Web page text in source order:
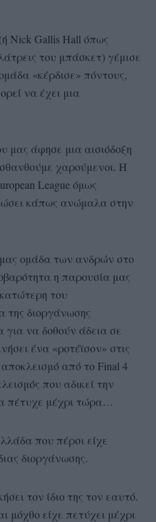
Nick Gallis Hall όπως
του μπάσκετ) γέμισε
«κέρδισε» πόντους,
να έχει μια
μας άφησε μια αισιόδοξη
χαρούμενοι. Η
League όμως
κάπως ανώμαλα στην
μας ομάδα των ανδρών στο
η παρουσία μας
του
της διοργάνωσης
για να δοθούν άδεια σε
ένα «ροτέϊσον» στις
από το Final 4
που αδικεί την
πέτυχε μέχρι τώρα…
που πέρσι είχε
διοργάνωσης.
τον ίδιο της τον εαυτό.
μόχθο είχε πετύχει μέχρι